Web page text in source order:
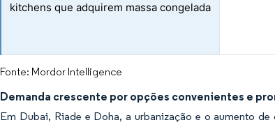
kitchens que adquirem massa congelada
Fonte: Mordor Intelligence
Demanda crescente por opções convenientes e
Em Dubai, Riade e Doha, a urbanização e o aumento